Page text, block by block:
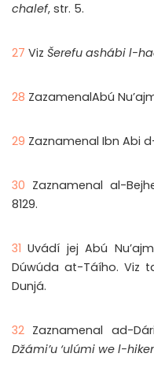
chalef, str. 5.
27 Viz Šerefu ashábi l-
28 ZazamenalAbú
29 Zaznamenal Ibn Abi
30 Zaznamenal al-
8129.
31 Uvádí jej Abú
Dúwúda at-Táího. Viz
Dunjá.
32 Zaznamenal ad-
Džámi’u ‘ulúmi we l-